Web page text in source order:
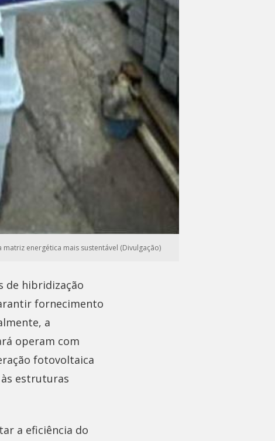
energética mais sustentável (Divulgação)
de hibridização
fornecimento
a
operam com
fotovoltaica
estruturas
a eficiência do